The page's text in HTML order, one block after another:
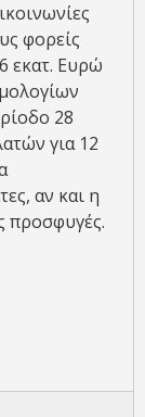
φορείς
εκατ. Ευρώ
28
για 12
αν και η
προσφυγές.